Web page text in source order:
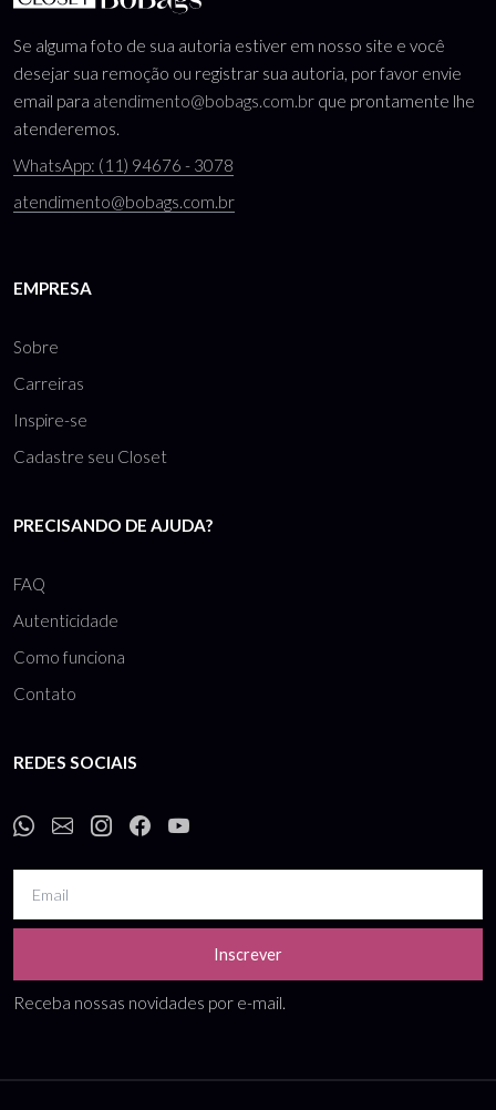
Se alguma foto de sua autoria estiver em nosso site e você
desejar sua remoção ou registrar sua autoria, por favor envie
email para atendimento@bobags.com.br que prontamente lhe
atenderemos.
WhatsApp: (11) 94676 - 3078
atendimento@bobags.com.br
EMPRESA
Sobre
Carreiras
Inspire-se
Cadastre seu Closet
PRECISANDO DE AJUDA?
FAQ
Autenticidade
Como funciona
Contato
REDES SOCIAIS
Inscrever
Receba nossas novidades por e-mail.